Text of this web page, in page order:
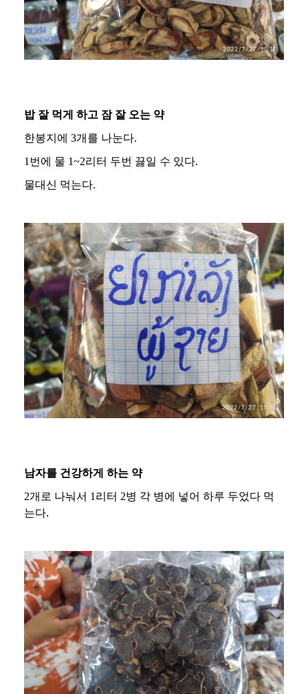
밥 잘 먹게 하고 잠 잘 오는 약
한봉지에 3개를 나눈다.
1번에 물 1~2리터 두번 끓일 수 있다.
물대신 먹는다.
남자를 건강하게 하는 약
2개로 나눠서 1리터 2병 각 병에 넣어 하루 두었다 먹
는다.